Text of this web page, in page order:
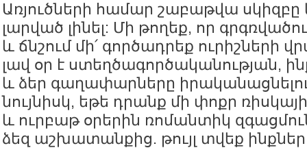
Առյուծների համար շաբաթվա սկիզբը
լարված լինել: Մի թողեք, որ
և ճնշում մի՛ գործադրեք ուրիշների
լավ օր է ստեղծագործականության,
և ձեր գաղափարները
նույնիսկ, եթե դրանք մի փոքր
և ուրբաթ օրերին ռոմանտիկ
ձեզ աշխատանքից. թույլ տվեք